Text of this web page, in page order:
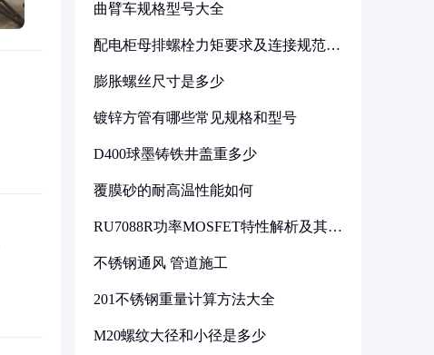
曲臂车规格型号大全
配电柜母排螺栓力矩要求及连接规范详
膨胀螺丝尺寸是多少
镀锌方管有哪些常见规格和型号
D400球墨铸铁井盖重多少
覆膜砂的耐高温性能如何
RU7088R功率MOSFET特性解析及其在
不锈钢通风 管道施工
201不锈钢重量计算方法大全
M20螺纹大径和小径是多少